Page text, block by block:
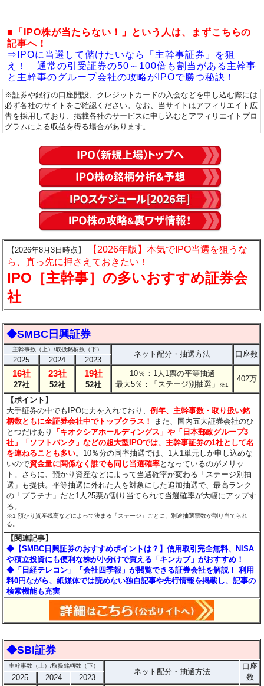
■「IPO株が当たらない！」という人は、まずこちらの
記事へ！
⇒IPOに当選して儲けたいなら「主幹事証券」を狙
え！ 通常の引受証券の50～100倍も割当がある主幹事
と主幹事のグループ会社の攻略がIPOで勝つ秘訣！
※証券や銀行の口座開設、クレジットカードの入会などを申し込む際には
必ず各社のサイトをご確認ください。なお、当サイトはアフィリエイト広
告を採用しており、掲載各社のサービスに申し込むとアフィリエイトプロ
グラムによる収益を得る場合があります。
【2026年8月3日時点】
【2026年版】本気でIPO当選を狙うな
ら、真っ先に押さえておきたい！
IPO［主幹事］の多いおすすめ証券会
社
◆SMBC日興証券
主幹事数（上）/取扱銘柄数（下）
ネット配分・抽選方法 口座数
2025 2024 2023
16社
27社
23社
52社
19社
52社
10％：1人1票の平等抽選
最大5％：「ステージ別抽選」
※1
402万
【ポイント】
大手証券の中でもIPOに力を入れており、例年、主幹事数・取り扱い銘
柄数ともに全証券会社中でトップクラス！
また、国内五大証券会社のひ
とつだけあり
「キオクシアホールディングス」や「日本郵政グループ3
社」「ソフトバンク」などの超大型IPOでは、主幹事証券の1社として名
を連ねることも多い。10％分の同率抽選では、1人1単元しか申し込めな
いので資金量に関係なく誰でも同じ当選確率となっているのがメリッ
ト。さらに、預かり資産などによって当選確率が変わる「ステージ別抽
選」も提供。平等抽選に外れた人を対象にした追加抽選で、最高ランク
の「プラチナ」だと1人25票が割り当てられて当選確率が大幅にアップす
る。
※1 預かり資産残高などによって決まる「ステージ」ごとに、別途抽選票数が割り当てられ
る。
【関連記事】
◆【SMBC日興証券のおすすめポイントは？】信用取引完全無料、NISA
や積立投資にも便利な株が小分けで買える「キンカブ」がおすすめ！
◆「日経テレコン」「会社四季報」が閲覧できる証券会社を解説！ 利用
料0円ながら、紙媒体では読めない独自記事や先行情報を掲載し、記事の
検索機能も充実
◆SBI証券
主幹事数（上）/取扱銘柄数（下）
ネット配分・抽選方法
口座
数
2025 2024 2023